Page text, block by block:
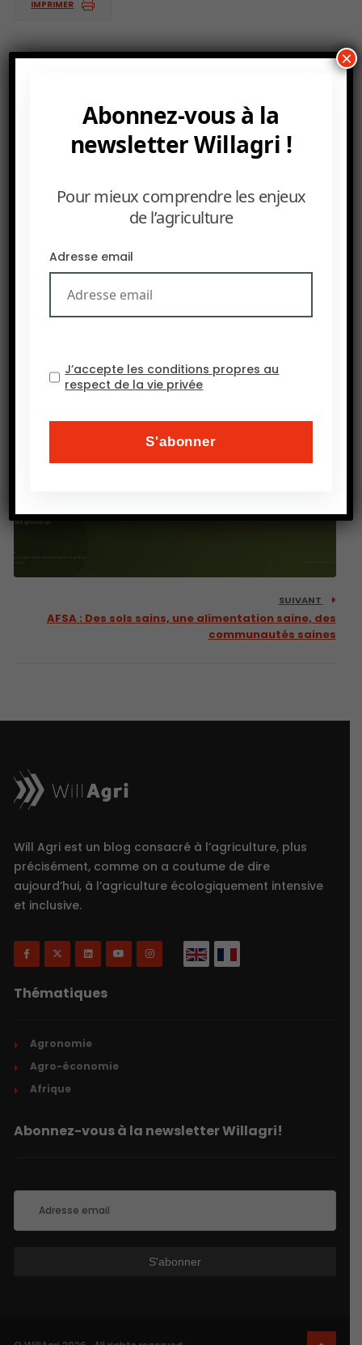
IMPRIMER
PRÉCEDENT
Jusqu’au 30 juin 2026, Prix fondation FARM 2027,
SUIVANT
AFSA : Des sols sains, une alimentation saine, des
communautés saines
Will Agri est un blog consacré à l’agriculture, plus
précisément, comme on a coutume de dire
aujourd’hui, à l’agriculture écologiquement intensive
et inclusive.
Thématiques
Agronomie
Agro-économie
Afrique
Abonnez-vous à la newsletter Willagri!
Abonnez-vous à la
newsletter Willagri !
Pour mieux comprendre les enjeux
de l’agriculture
Adresse email
J’accepte les conditions propres au
respect de la vie privée
×